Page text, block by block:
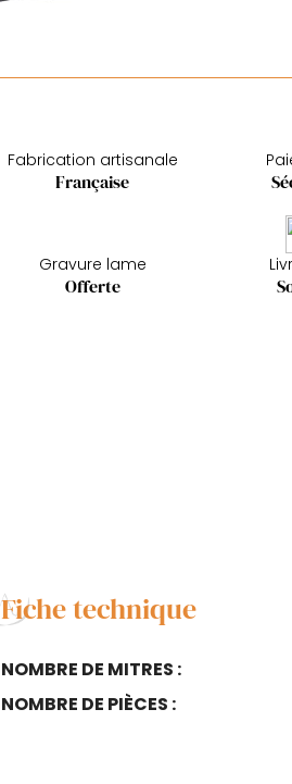
Fabrication artisanale
Française
Gravure lame
Offerte
Fiche technique
NOMBRE DE MITRES :
NOMBRE DE PIÈCES :